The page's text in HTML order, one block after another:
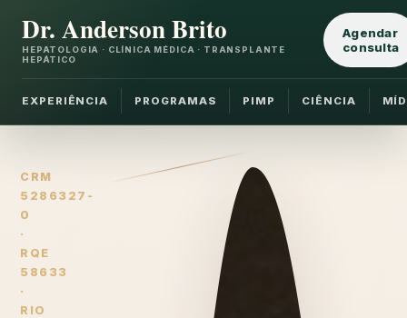
Dr. Anderson Brito
HEPATOLOGIA · CLÍNICA MÉDICA · TRANSPLANTE
HEPÁTICO
EXPERIÊNCIA PROGRAMAS PIMP CIÊNCIA
Agendar
consulta
CRM
5286327-
0
·
RQE
58633
·
RIO